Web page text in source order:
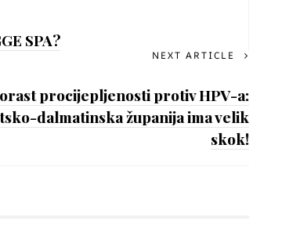
SPA?
NEXT ARTICLE
procijepljenosti protiv HPV-a:
dalmatinska županija ima velik
skok!